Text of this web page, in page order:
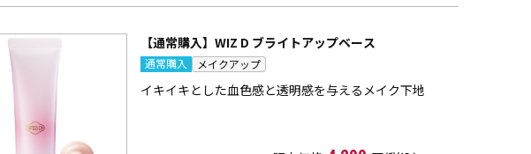
【通常購入】WIZ D ブライトアップベース
通常購入 メイクアップ
イキイキとした血色感と透明感を与えるメイク下地